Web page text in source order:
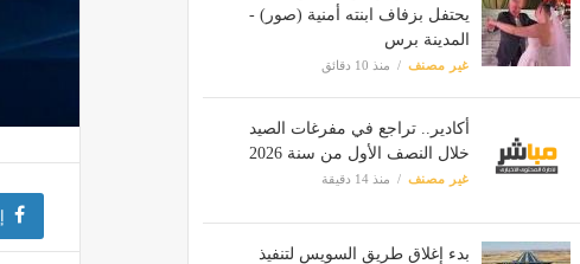
يحتفل بزفاف ابنته أمنية (صور) -
المدينة برس
غير مصنف منذ 10 دقائق
أكادير.. تراجع في مفرغات الصيد
خلال النصف الأول من سنة 2026
غير مصنف منذ 14 دقيقة
بدء إغلاق طريق السويس لتنفيذ